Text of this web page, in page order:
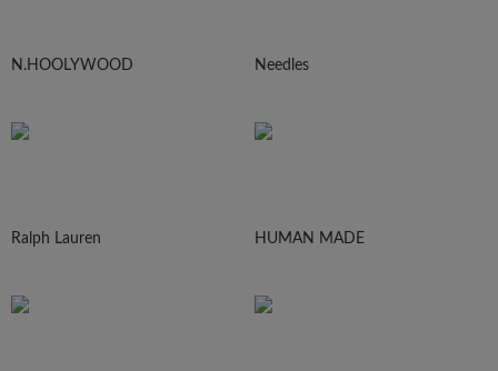
N.HOOLYWOOD Needles
Ralph Lauren HUMAN MADE